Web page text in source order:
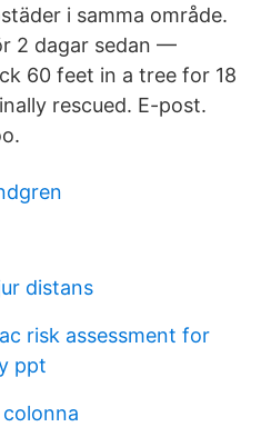
i samma område.
2 dagar sedan —
60 feet in a tree for 18
rescued. E-post.
distans
risk assessment for
ppt